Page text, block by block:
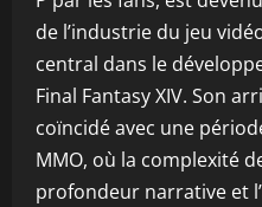
de l’industrie du jeu
central dans le
Final Fantasy XIV. Son
coïncidé avec une
MMO, où la complexité
profondeur narrative et